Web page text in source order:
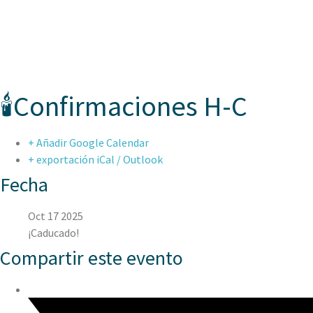
🕯️Confirmaciones H-C
+ Añadir Google Calendar
+ exportación iCal / Outlook
Fecha
Oct 17 2025
¡Caducado!
Compartir este evento